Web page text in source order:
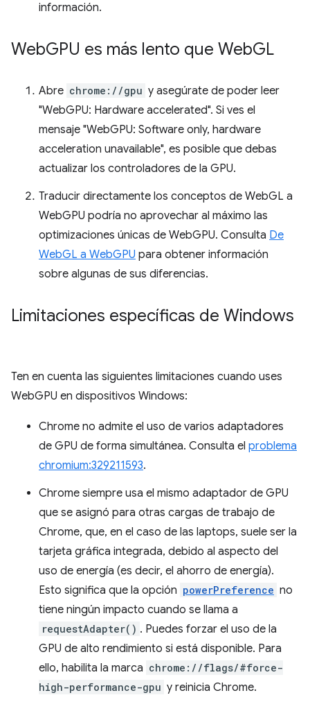
información.
WebGPU es más lento que WebGL
Abre chrome://gpu y asegúrate de poder leer
"WebGPU: Hardware accelerated". Si ves el
mensaje "WebGPU: Software only, hardware
acceleration unavailable", es posible que debas
actualizar los controladores de la GPU.
Traducir directamente los conceptos de WebGL a
WebGPU podría no aprovechar al máximo las
optimizaciones únicas de WebGPU. Consulta De
WebGL a WebGPU para obtener información
sobre algunas de sus diferencias.
Limitaciones específicas de Windows
Ten en cuenta las siguientes limitaciones cuando uses
WebGPU en dispositivos Windows:
Chrome no admite el uso de varios adaptadores
de GPU de forma simultánea. Consulta el problema
chromium:329211593.
Chrome siempre usa el mismo adaptador de GPU
que se asignó para otras cargas de trabajo de
Chrome, que, en el caso de las laptops, suele ser la
tarjeta gráfica integrada, debido al aspecto del
uso de energía (es decir, el ahorro de energía).
Esto significa que la opción powerPreference no
tiene ningún impacto cuando se llama a
requestAdapter() . Puedes forzar el uso de la
GPU de alto rendimiento si está disponible. Para
ello, habilita la marca chrome://flags/#force-
high-performance-gpu y reinicia Chrome.